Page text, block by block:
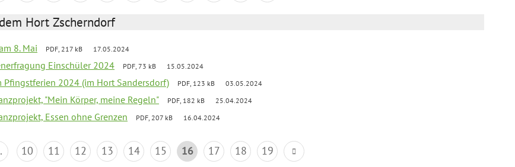
Hort Zscherndorf
8. Mai PDF, 217 kB 17.05.2024
Einschüler 2024 PDF, 73 kB 15.05.2024
Pfingstferien 2024 (im Hort Sandersdorf) PDF, 123 kB 03.05.2024
"Mein Körper, meine Regeln" PDF, 182 kB 25.04.2024
Essen ohne Grenzen PDF, 207 kB 16.04.2024
10 11 12 13 14 15 16 17 18 19